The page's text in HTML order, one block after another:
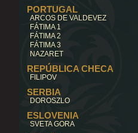
PORTUGAL
ARCOS DE VALDEVEZ
FÁTIMA 1
FÁTIMA 2
FÁTIMA 3
NAZARET
REPÚBLICA CHECA
FILIPOV
SERBIA
DOROSZLO
ESLOVENIA
SVETA GORA